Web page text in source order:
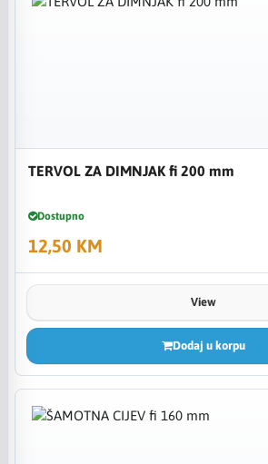
TERVOL ZA DIMNJAK fi 200 mm
Dostupno
12,50 KM
View
Dodaj u korpu